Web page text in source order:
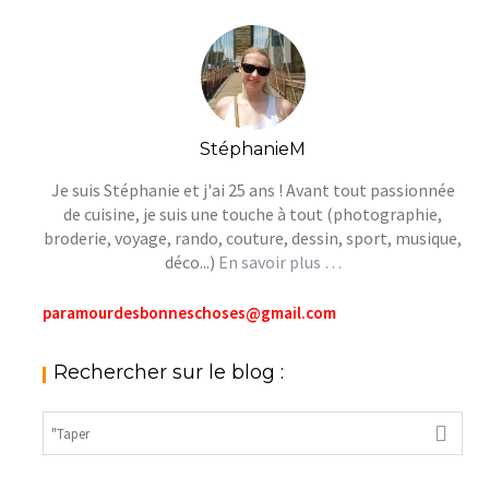
StéphanieM
Je suis Stéphanie et j'ai 25 ans ! Avant tout passionnée
de cuisine, je suis une touche à tout (photographie,
broderie, voyage, rando, couture, dessin, sport, musique,
déco...) En savoir plus …
paramourdesbonneschoses@gmail.com
Rechercher sur le blog :